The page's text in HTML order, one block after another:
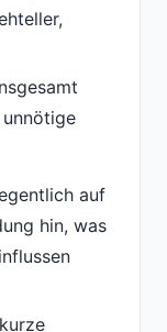
auf
hin, was